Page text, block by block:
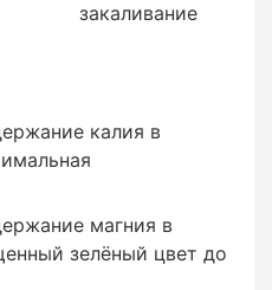
рассыпаются
После
полив для активации
гранулы должны
закаливание
калия в
магния в
зелёный цвет до